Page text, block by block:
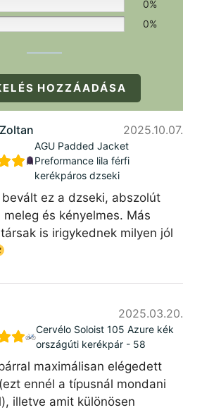
0%
0%
HOZZÁADÁSA
2025.10.07.
AGU Padded Jacket
Preformance lila férfi
kerékpáros dzseki
bevált ez a dzseki, abszolút
meleg és kényelmes. Más
is irigykednek milyen jól
2025.03.20.
Cervélo Soloist 105 Azure kék
országúti kerékpár - 58
maximálisan elégedett
ennél a típusnál mondani
illetve amit különösen